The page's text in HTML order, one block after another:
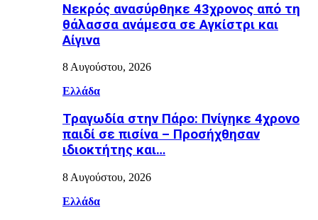
Νεκρός ανασύρθηκε 43χρονος από τη
θάλασσα ανάμεσα σε Αγκίστρι και
Αίγινα
8 Αυγούστου, 2026
Ελλάδα
Τραγωδία στην Πάρο: Πνίγηκε 4χρονο
παιδί σε πισίνα – Προσήχθησαν
ιδιοκτήτης και…
8 Αυγούστου, 2026
Ελλάδα